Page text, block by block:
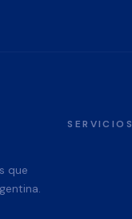
que
SERVICIOS